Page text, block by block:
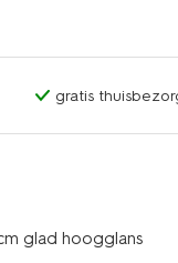
gratis
glad hoogglans